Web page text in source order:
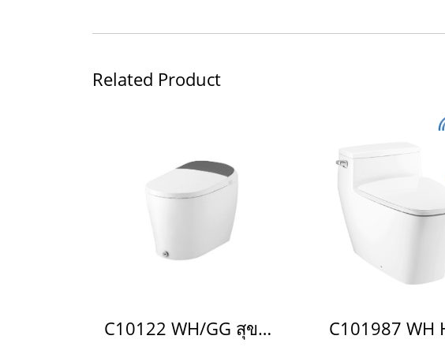
Related Product
C10122 WH/GG สุขภัณฑ์อัตโนมัติ รุ่น Squibb Closet